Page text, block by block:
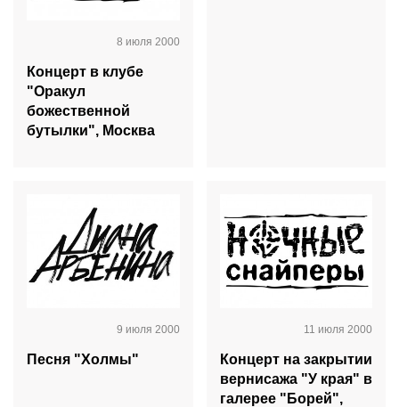
8 июля 2000
Концерт в клубе
"Оракул
божественной
бутылки", Москва
9 июля 2000
Песня "Холмы"
11 июля 2000
Концерт на закрытии
вернисажа "У края" в
галерее "Борей",